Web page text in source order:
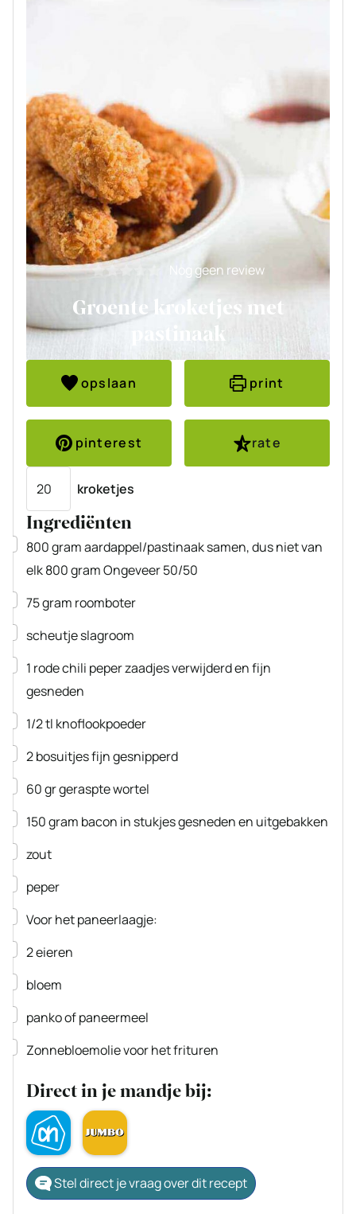
Nog geen review
Groente kroketjes met
pastinaak
opslaan print
pinterest
rate
kroketjes
Ingrediënten
▢
800gramaardappel/pastinaaksamen, dus niet van
elk 800 gram Ongeveer 50/50
▢
75gram roomboter
▢
scheutje slagroom
▢
1 rode chili peperzaadjes verwijderd en fijn
gesneden
▢
1/2tl knoflookpoeder
▢
2bosuitjesfijn gesnipperd
▢
60grgeraspte wortel
▢
150gram bacon in stukjes gesneden en uitgebakken
▢
zout
▢
peper
▢
Voor het paneerlaagje:
▢
2eieren
▢
bloem
▢
pankoof paneermeel
▢
Zonnebloemolie voor het frituren
Direct in je mandje bij:
Stel direct je vraag over dit recept